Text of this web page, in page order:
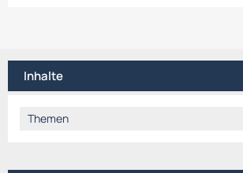
Inhalte
Themen